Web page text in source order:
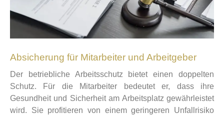
Absicherung für Mitarbeiter und Arbeitgeber
Der betriebliche Arbeitsschutz bietet einen doppelten
Schutz. Für die Mitarbeiter bedeutet er, dass ihre
Gesundheit und Sicherheit am Arbeitsplatz gewährleistet
wird. Sie profitieren von einem geringeren Unfallrisiko